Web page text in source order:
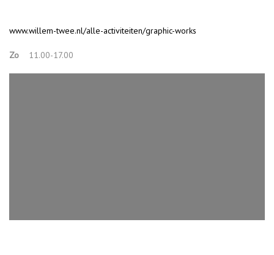
www.willem-twee.nl/alle-activiteiten/graphic-works
Zo 11.00-17.00